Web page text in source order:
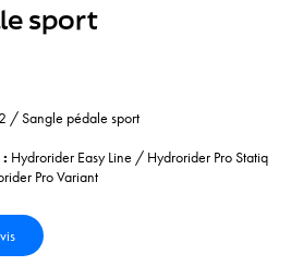
sport
/Sangle pédale sport
Hydrorider Easy Line / Hydrorider Pro Statiq
Pro Variant